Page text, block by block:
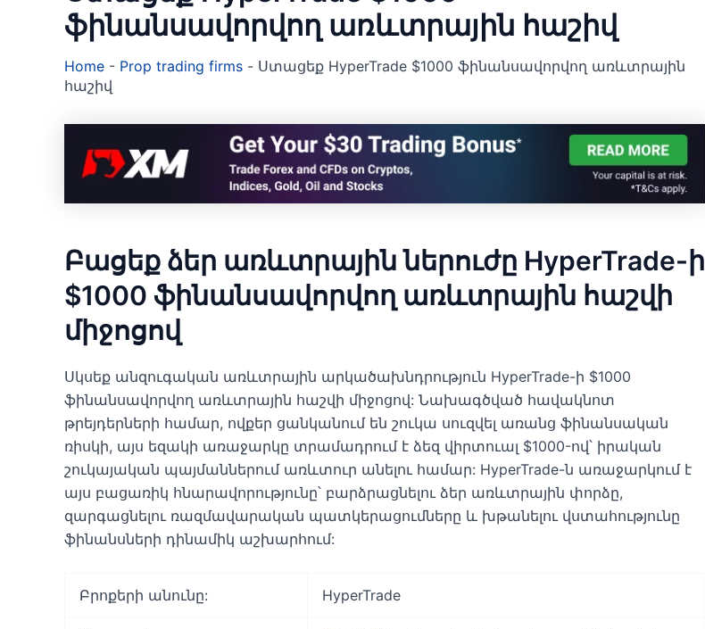
ֆինանսավորվող առևտրային հաշիվ
Home - Prop trading firms - Ստացեք HyperTrade $1000 ֆինանսավորվող առևտրային
հաշիվ
Բացեք ձեր առևտրային ներուժը HyperTrade-ի
$1000 ֆինանսավորվող առևտրային հաշվի
միջոցով
Սկսեք անզուգական առևտրային արկածախնդրություն HyperTrade-ի $1000
ֆինանսավորվող առևտրային հաշվի միջոցով: Նախագծված հավակնոտ
թրեյդերների համար, ովքեր ցանկանում են շուկա սուզվել առանց ֆինանսական
ռիսկի, այս եզակի առաջարկը տրամադրում է ձեզ վիրտուալ $1000-ով՝ իրական
շուկայական պայմաններում առևտուր անելու համար: HyperTrade-ն առաջարկում է
այս բացառիկ հնարավորությունը՝ բարձրացնելու ձեր առևտրային փորձը,
զարգացնելու ռազմավարական պատկերացումները և խթանելու վստահությունը
ֆինանսների դինամիկ աշխարհում:
Բրոքերի անունը: HyperTrade